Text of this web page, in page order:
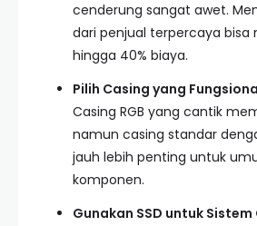
cenderung sangat awet.
dari penjual terpercaya
hingga 40% biaya.
Pilih Casing yang
Casing RGB yang cantik
namun casing standar
jauh lebih penting untuk
komponen.
Gunakan SSD untuk